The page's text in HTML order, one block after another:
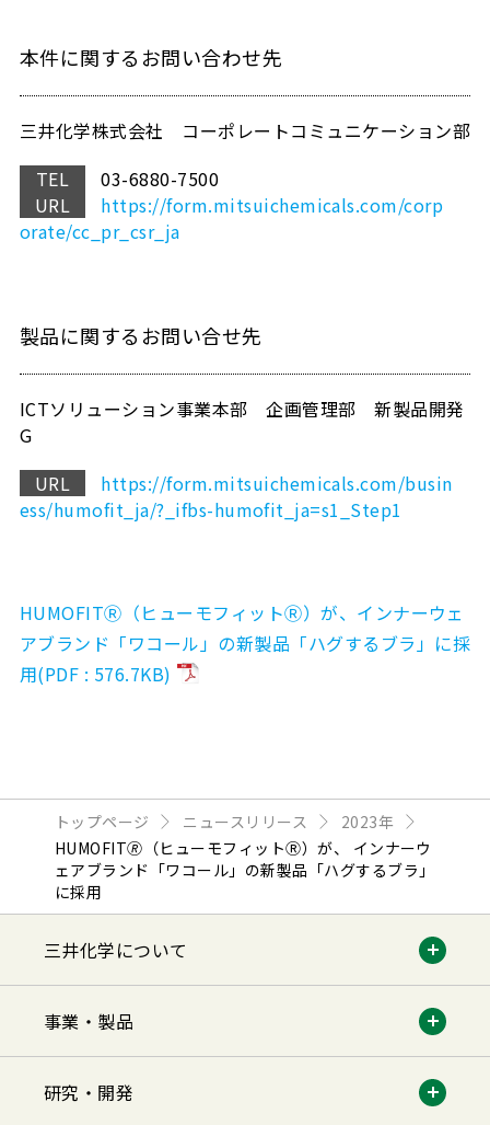
本件に関するお問い合わせ先
三井化学株式会社 コーポレートコミュニケーション部
TEL
03-6880-7500
URL
https://form.mitsuichemicals.com/corp
orate/cc_pr_csr_ja
製品に関するお問い合せ先
ICTソリューション事業本部 企画管理部 新製品開発
G
URL
https://form.mitsuichemicals.com/busin
ess/humofit_ja/?_ifbs-humofit_ja=s1_Step1
HUMOFITⓇ（ヒューモフィットⓇ）が、インナーウェ
アブランド「ワコール」の新製品「ハグするブラ」に採
用(PDF : 576.7KB)
トップページ ニュースリリース
2023年
HUMOFIT🄬（ヒューモフィットⓇ）が、 インナーウ
ェアブランド「ワコール」の新製品「ハグするブラ」
に採用
三井化学について
事業・製品
研究・開発